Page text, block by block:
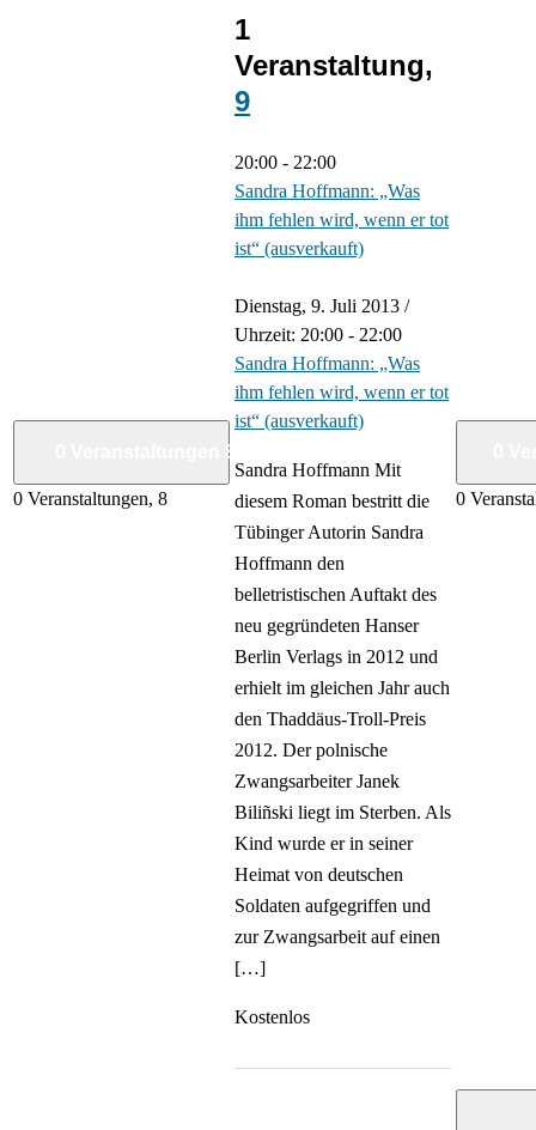
8
0 Veranstaltungen, 8
1
Veranstaltung,
9
20:00 - 22:00
Sandra Hoffmann: „Was
ihm fehlen wird, wenn er tot
ist“ (ausverkauft)
Dienstag, 9. Juli 2013 /
Uhrzeit: 20:00 - 22:00
Sandra Hoffmann: „Was
ihm fehlen wird, wenn er tot
ist“ (ausverkauft)
Sandra Hoffmann Mit
diesem Roman bestritt die
Tübinger Autorin Sandra
Hoffmann den
belletristischen Auftakt des
neu gegründeten Hanser
Berlin Verlags in 2012 und
erhielt im gleichen Jahr auch
den Thaddäus-Troll-Preis
2012. Der polnische
Zwangsarbeiter Janek
Biliñski liegt im Sterben. Als
Kind wurde er in seiner
Heimat von deutschen
Soldaten aufgegriffen und
zur Zwangsarbeit auf einen
[…]
Kostenlos
0